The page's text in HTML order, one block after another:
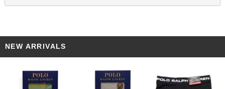
NEW ARRIVALS